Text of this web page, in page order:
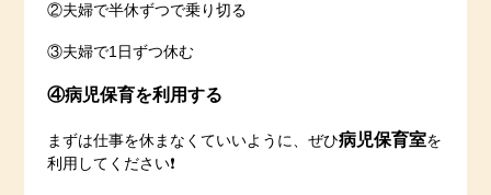
②夫婦で半休ずつで乗り切る
③夫婦で1日ずつ休む
④病児保育を利用する
まずは仕事を休まなくていいように、ぜひ病児保育室を
利用してください❗️